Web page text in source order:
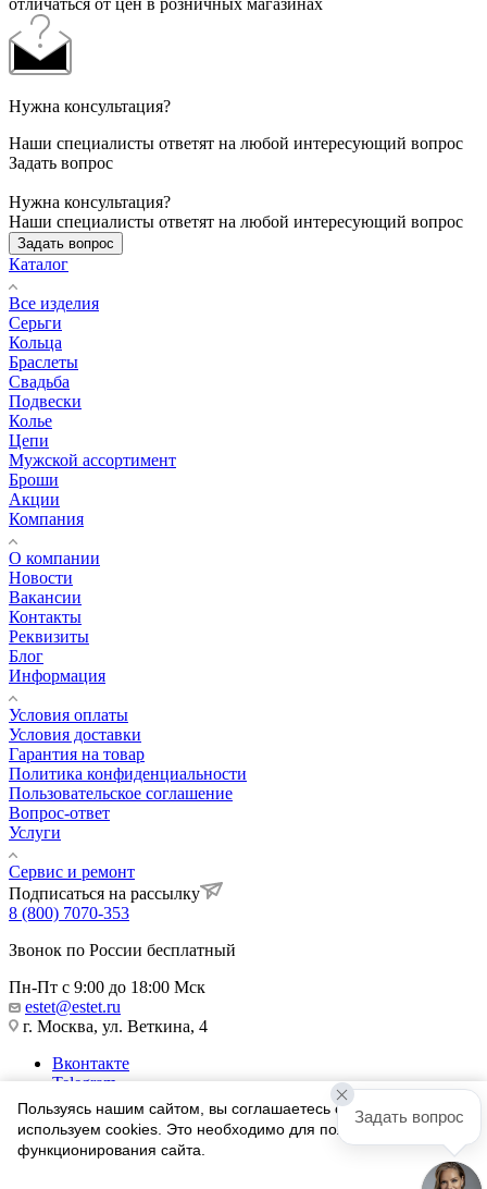
отличаться от цен в розничных магазинах
Нужна консультация?
Наши специалисты ответят на любой интересующий вопрос
Задать вопрос
Нужна консультация?
Наши специалисты ответят на любой интересующий вопрос
Задать вопрос
Каталог
Все изделия
Серьги
Кольца
Браслеты
Свадьба
Подвески
Колье
Цепи
Мужской ассортимент
Броши
Акции
Компания
О компании
Новости
Вакансии
Контакты
Реквизиты
Блог
Информация
Условия оплаты
Условия доставки
Гарантия на товар
Политика конфиденциальности
Пользовательское соглашение
Вопрос-ответ
Услуги
Сервис и ремонт
Подписаться на рассылку
8 (800) 7070-353
Звонок по России бесплатный
Пн-Пт с 9:00 до 18:00 Мск
estet@estet.ru
г. Москва, ул. Веткина, 4
Вконтакте
Telegram
Одноклассники
WhatsApp
1991-2026 © Ювелирный Дом ЭСТЕТ
Пользуясь нашим сайтом, вы соглашаетесь с тем, что мы
используем cookies. Это необходимо для полноценного
функционирования сайта.
Задать вопрос